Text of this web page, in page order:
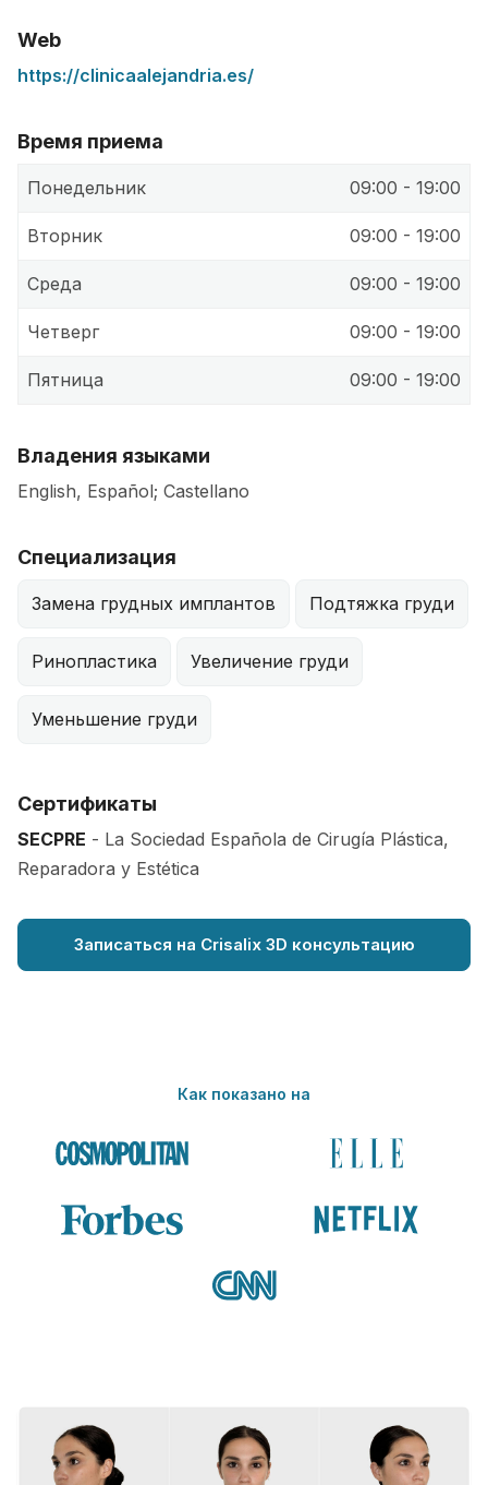
Web
https://clinicaalejandria.es/
Время приема
Понедельник 09:00 - 19:00
Вторник 09:00 - 19:00
Среда 09:00 - 19:00
Четверг 09:00 - 19:00
Пятница 09:00 - 19:00
Владения языками
English, Español; Castellano
Специализация
Замена грудных имплантов Подтяжка груди
Ринопластика Увеличение груди
Уменьшение груди
Сертификаты
SECPRE - La Sociedad Española de Cirugía Plástica,
Reparadora y Estética
Записаться на Crisalix 3D консультацию
Как показано на